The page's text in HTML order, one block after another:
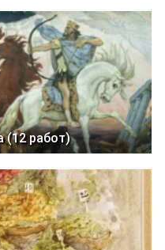
(12 работ)